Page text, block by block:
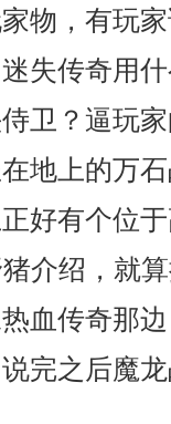
物，有玩
失传奇用
卫？逼玩
地上的万
好有个位
介绍，就
血传奇那
完之后魔